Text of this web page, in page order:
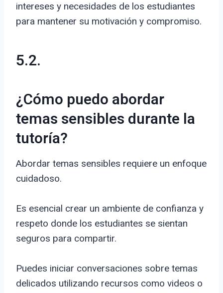
intereses y necesidades de los estudiantes
para mantener su motivación y compromiso.
5.2.
¿Cómo puedo abordar
temas sensibles durante la
tutoría?
Abordar temas sensibles requiere un enfoque
cuidadoso.
Es esencial crear un ambiente de confianza y
respeto donde los estudiantes se sientan
seguros para compartir.
Puedes iniciar conversaciones sobre temas
delicados utilizando recursos como videos o